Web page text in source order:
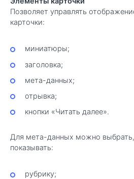
Позволяет управлять
карточки:
миниатюры;
заголовка;
мета-данных;
отрывка;
кнопки «Читать далее».
Для мета-данных можно
показывать:
рубрику;